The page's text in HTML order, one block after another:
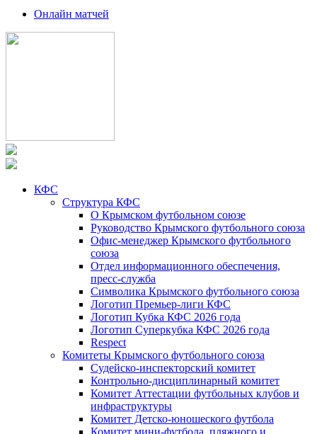
Онлайн матчей
КФС
Структура КФС
О Крымском футбольном союзе
Руководство Крымского футбольного союза
Офис-менеджер Крымского футбольного
союза
Отдел информационного обеспечения,
пресс-служба
Символика Крымского футбольного союза
Логотип Премьер-лиги КФС
Логотип Кубка КФС 2026 года
Логотип Суперкубка КФС 2026 года
Respect
Комитеты Крымского футбольного союза
Судейско-инспекторский комитет
Контрольно-дисциплинарный комитет
Комитет Аттестации футбольных клубов и
инфраструктуры
Комитет Детско-юношеского футбола
Комитет мини-футбола, пляжного и